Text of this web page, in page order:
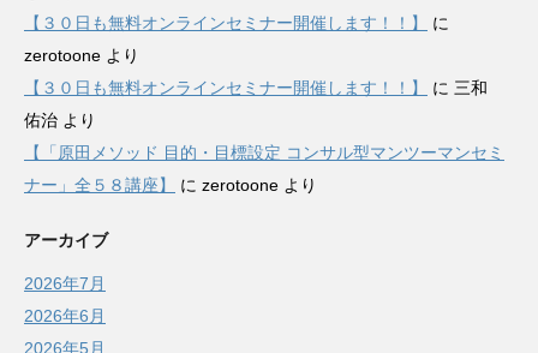
【３０日も無料オンラインセミナー開催します！！】
に
zerotoone より
【３０日も無料オンラインセミナー開催します！！】
に 三和
佑治 より
【「原田メソッド 目的・目標設定 コンサル型マンツーマンセミ
ナー」全５８講座】
に zerotoone より
アーカイブ
2026年7月
2026年6月
2026年5月